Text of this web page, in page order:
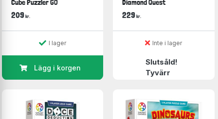
Cube Puzzler GO
209 kr.
I lager
Lägg i korgen
Diamond Quest
229kr.
Inte i lager
Slutsåld!
Tyvärr